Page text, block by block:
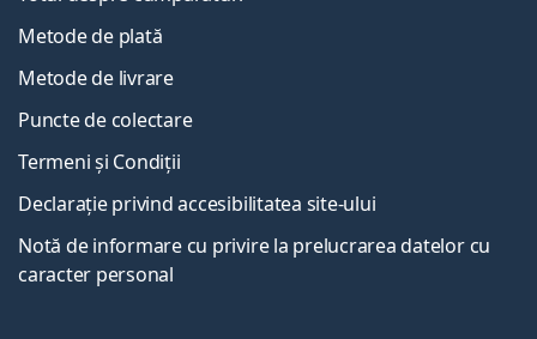
Metode de plată
Metode de livrare
Puncte de colectare
Termeni și Condiții
Declarație privind accesibilitatea site-ului
Notă de informare cu privire la prelucrarea datelor cu
caracter personal